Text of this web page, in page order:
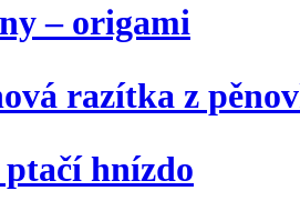
– origami
razítka z
hnízdo